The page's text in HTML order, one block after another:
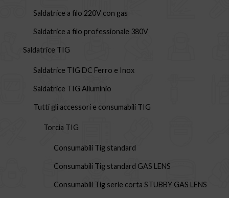
Saldatrice a filo 220V con gas
Saldatrice a filo professionale 380V
Saldatrice TIG
Saldatrice TIG DC Ferro e Inox
Saldatrice TIG Alluminio
Tutti gli accessori e consumabili TIG
Torcia TIG
Consumabili Tig standard
Consumabili Tig standard GAS LENS
Consumabili Tig serie corta STUBBY GAS LENS